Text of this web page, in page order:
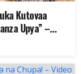
Kutovaa
Upya” –